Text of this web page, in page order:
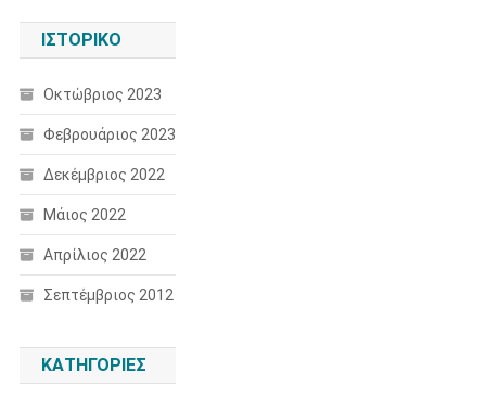
ΙΣΤΟΡΙΚΌ
Οκτώβριος 2023
Φεβρουάριος 2023
Δεκέμβριος 2022
Μάιος 2022
Απρίλιος 2022
Σεπτέμβριος 2012
KΑΤΗΓΟΡΊΕΣ